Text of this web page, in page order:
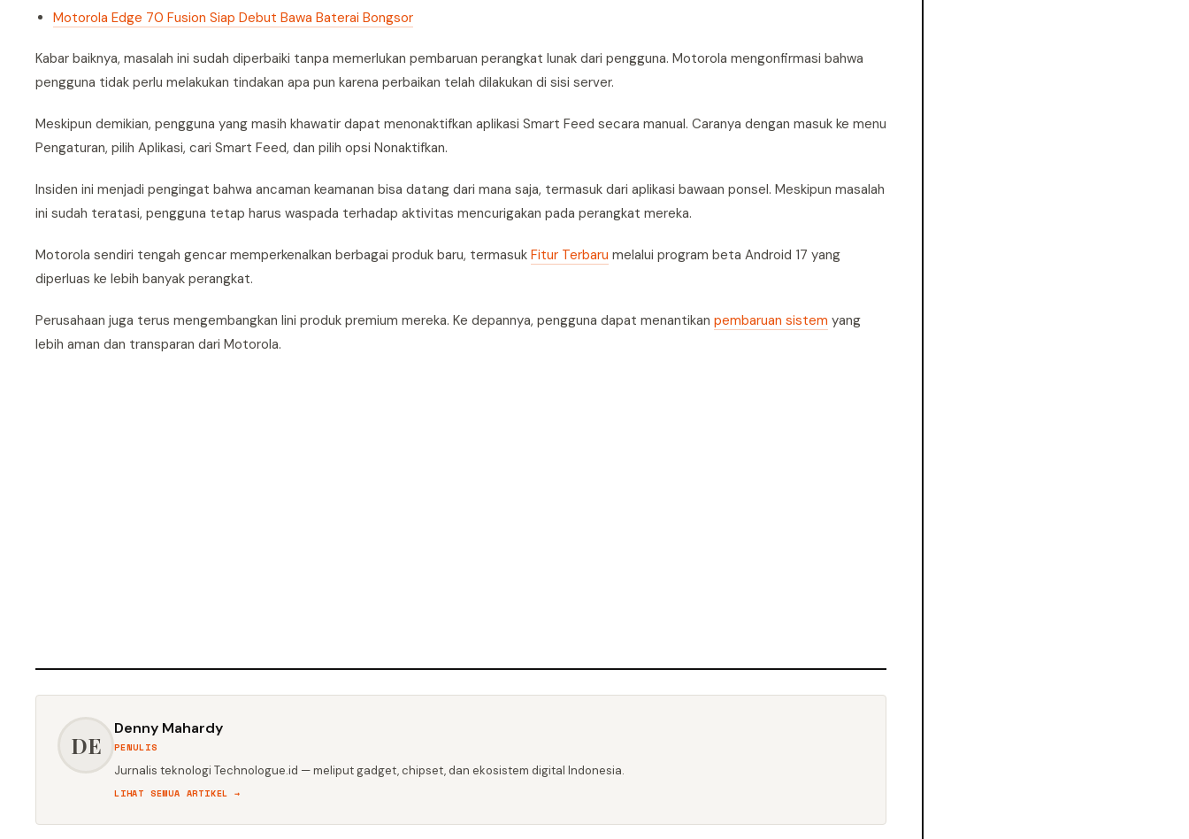
Motorola Edge 70 Fusion Siap Debut Bawa Baterai Bongsor
Kabar baiknya, masalah ini sudah diperbaiki tanpa memerlukan pembaruan perangkat lunak dari pengguna. Motorola mengonfirmasi bahwa
pengguna tidak perlu melakukan tindakan apa pun karena perbaikan telah dilakukan di sisi server.
Meskipun demikian, pengguna yang masih khawatir dapat menonaktifkan aplikasi Smart Feed secara manual. Caranya dengan masuk ke menu
Pengaturan, pilih Aplikasi, cari Smart Feed, dan pilih opsi Nonaktifkan.
Insiden ini menjadi pengingat bahwa ancaman keamanan bisa datang dari mana saja, termasuk dari aplikasi bawaan ponsel. Meskipun masalah
ini sudah teratasi, pengguna tetap harus waspada terhadap aktivitas mencurigakan pada perangkat mereka.
Motorola sendiri tengah gencar memperkenalkan berbagai produk baru, termasuk Fitur Terbaru melalui program beta Android 17 yang
diperluas ke lebih banyak perangkat.
Perusahaan juga terus mengembangkan lini produk premium mereka. Ke depannya, pengguna dapat menantikan pembaruan sistem yang
lebih aman dan transparan dari Motorola.
DE
Denny Mahardy
PENULIS
Jurnalis teknologi Technologue.id — meliput gadget, chipset, dan ekosistem digital Indonesia.
LIHAT SEMUA ARTIKEL →